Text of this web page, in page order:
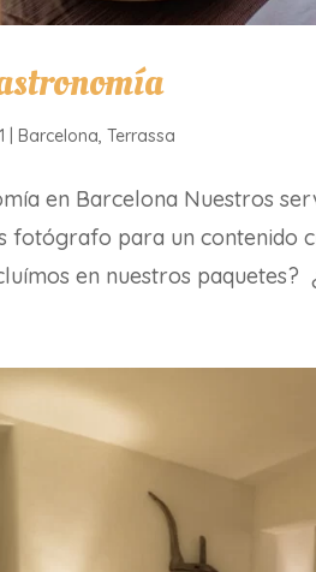
|Barcelona,Terrassa
en Barcelona Nuestros
fotógrafo para un contenido
en nuestros paquetes?